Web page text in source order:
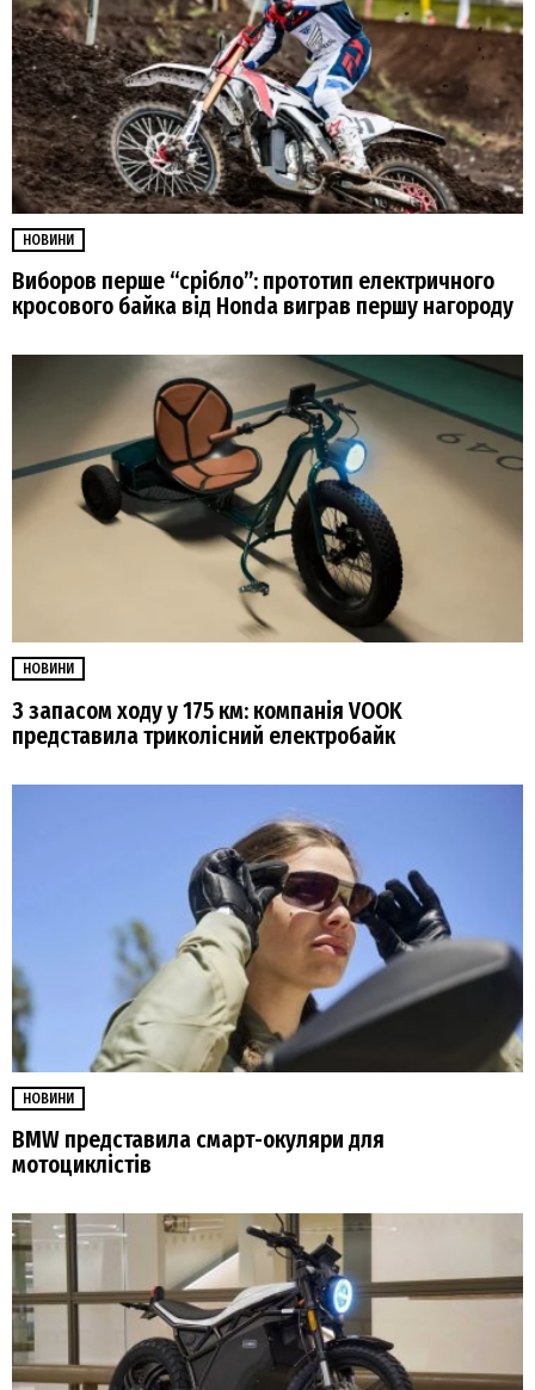
НОВИНИ
Виборов перше “срібло”: прототип електричного
кросового байка від Honda виграв першу нагороду
НОВИНИ
З запасом ходу у 175 км: компанія VOOK
представила триколісний електробайк
НОВИНИ
BMW представила смарт-окуляри для
мотоциклістів